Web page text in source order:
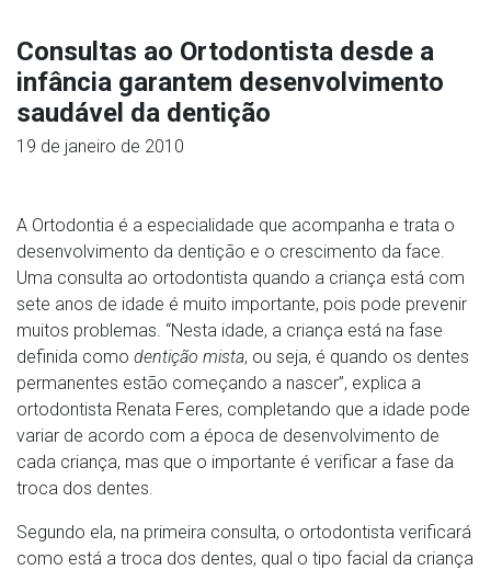
Consultas ao Ortodontista desde a
infância garantem desenvolvimento
saudável da dentição
19 de janeiro de 2010
A Ortodontia é a especialidade que acompanha e trata o
desenvolvimento da dentição e o crescimento da face.
Uma consulta ao ortodontista quando a criança está com
sete anos de idade é muito importante, pois pode prevenir
muitos problemas. “Nesta idade, a criança está na fase
definida como dentição mista, ou seja, é quando os dentes
permanentes estão começando a nascer”, explica a
ortodontista Renata Feres, completando que a idade pode
variar de acordo com a época de desenvolvimento de
cada criança, mas que o importante é verificar a fase da
troca dos dentes.
Segundo ela, na primeira consulta, o ortodontista verificará
como está a troca dos dentes, qual o tipo facial da criança